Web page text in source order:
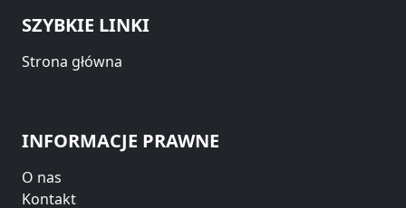
SZYBKIE LINKI
Strona główna
INFORMACJE PRAWNE
O nas
Kontakt